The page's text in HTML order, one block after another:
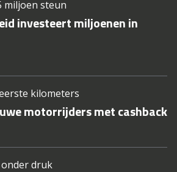
miljoen steun
investeert miljoenen in
kilometers
motorrijders met cashback
druk